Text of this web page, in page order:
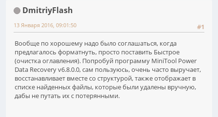
DmitriyFlash
#1
13 Января 2016, 09:01:50
Вообще по хорошему надо было соглашаться, когда
предлагалось форматнуть, просто поставить Быстрое
(очистка оглавления). Попробуй программу MiniTool Power
Data Recovery v6.8.0.0, сам пользуюсь, очень часто выручает,
восстанавливает вместе со структурой, также отображает в
списке найденных файлы, которые были удалены вручную,
дабы не путать их с потерянными.